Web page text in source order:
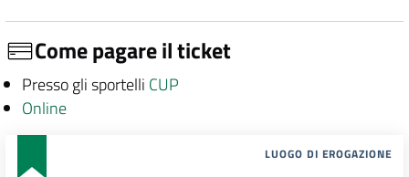
Come pagare il ticket
Presso gli sportelli CUP
Online
LUOGO DI EROGAZIONE